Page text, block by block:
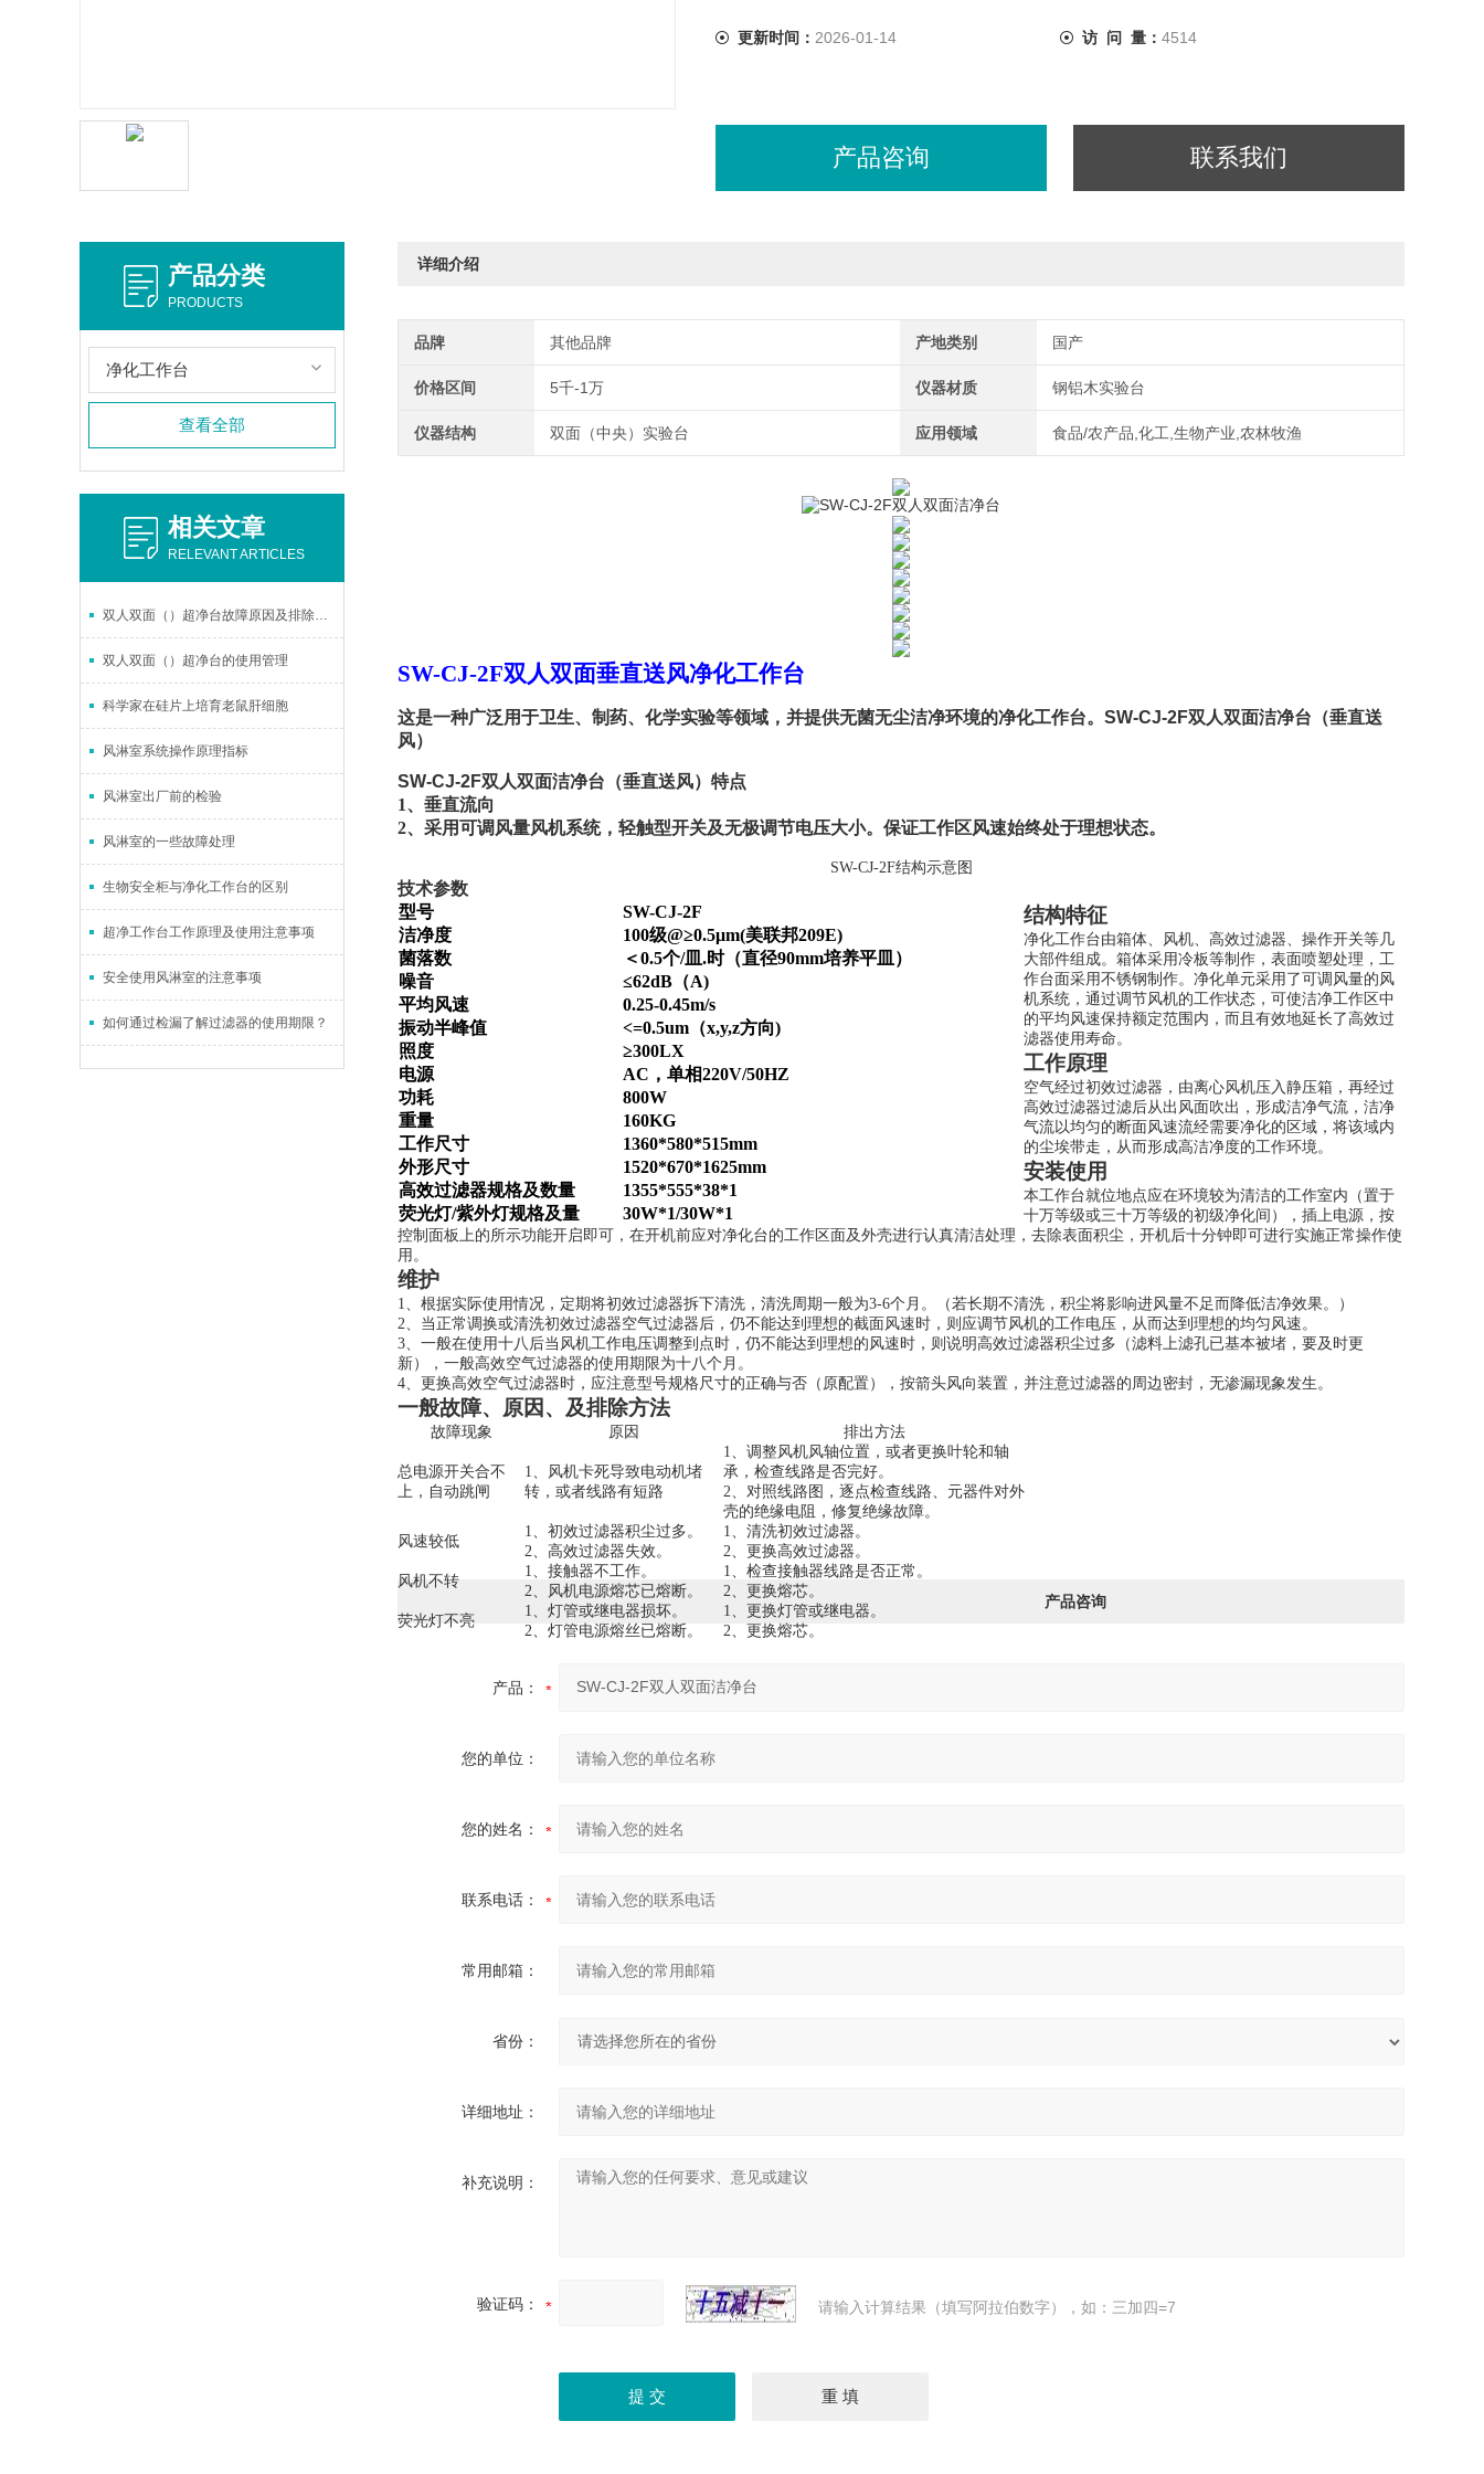
更新时间： 2026-01-14 访 问 量： 4514
产品咨询 联系我们
详细介绍
品牌 其他品牌 产地类别 国产
价格区间 5千-1万 仪器材质 钢铝木实验台
仪器结构 双面（中央）实验台 应用领域 食品/农产品,化工,生物产业,农林牧渔
SW-CJ-2F双人双面垂直送风净化工作台
这是一种广泛用于卫生、制药、化学实验等领域，并提供无菌无尘洁净环境的净化工作台。 SW-CJ-2F双人双面洁净台 （垂直送
风）
SW-CJ-2F双人双面洁净台 （垂直送风） 特点
1、垂直流向
2、采用可调风量风机系统，轻触型开关及无极调节电压大小。保证工作区风速始终处于理想状态。
SW-CJ-2F结构示意图
技术参数
型号
SW-CJ-2F
洁净度
100级@≥0.5μm(美联邦209E)
菌落数
＜0.5个/皿.时（直径90mm培养平皿）
噪音
≤62dB（A)
平均风速
0.25-0.45m/s
振动半峰值
<=0.5um（x,y,z方向)
照度
≥300LX
电源
AC，单相220V/50HZ
功耗
800W
重量
160KG
工作尺寸
1360*580*515mm
外形尺寸
1520*670*1625mm
高效过滤器规格及数量
1355*555*38*1
荧光灯/紫外灯规格及量
30W*1/30W*1
结构特征
净化工作台由箱体、风机、高效过滤器、操作开关等几
大部件组成。箱体采用冷板等制作，表面喷塑处理，工
作台面采用不锈钢制作。净化单元采用了可调风量的风
机系统，通过调节风机的工作状态，可使洁净工作区中
的平均风速保持额定范围内，而且有效地延长了高效过
滤器使用寿命。
工作原理
空气经过初效过滤器，由离心风机压入静压箱，再经过
高效过滤器过滤后从出风面吹出，形成洁净气流，洁净
气流以均匀的断面风速流经需要净化的区域，将该域内
的尘埃带走，从而形成高洁净度的工作环境。
安装使用
本工作台就位地点应在环境较为清洁的工作室内（置于
十万等级或三十万等级的初级净化间），插上电源，按
控制面板上的所示功能开启即可，在开机前应对净化台的工作区面及外壳进行认真清洁处理，去除表面积尘，开机后十分钟即可进行实施正常操作使
用。
维护
1、根据实际使用情况，定期将初效过滤器拆下清洗，清洗周期一般为3-6个月。（若长期不清洗，积尘将影响进风量不足而降低洁净效果。）
2、当正常调换或清洗初效过滤器空气过滤器后，仍不能达到理想的截面风速时，则应调节风机的工作电压，从而达到理想的均匀风速。
3、一般在使用十八后当风机工作电压调整到点时，仍不能达到理想的风速时，则说明高效过滤器积尘过多（滤料上滤孔已基本被堵，要及时更
新），一般高效空气过滤器的使用期限为十八个月。
4、更换高效空气过滤器时，应注意型号规格尺寸的正确与否（原配置），按箭头风向装置，并注意过滤器的周边密封，无渗漏现象发生。
一般故障、原因、及排除方法
故障现象 原因 排出方法
总电源开关合不
上，自动跳闸
1、风机卡死导致电动机堵
转，或者线路有短路
1、调整风机风轴位置，或者更换叶轮和轴
承，检查线路是否完好。
2、对照线路图，逐点检查线路、元器件对外
壳的绝缘电阻，修复绝缘故障。
风速较低
1、初效过滤器积尘过多。
2、高效过滤器失效。
1、清洗初效过滤器。
2、更换高效过滤器。
风机不转
1、接触器不工作。
2、风机电源熔芯已熔断。
1、检查接触器线路是否正常。
2、更换熔芯。
荧光灯不亮
1、灯管或继电器损坏。
2、灯管电源熔丝已熔断。
1、更换灯管或继电器。
2、更换熔芯。
产品咨询
产品：
您的单位：
您的姓名：
联系电话：
常用邮箱：
省份：
详细地址：
补充说明：
验证码： 请输入计算结果（填写阿拉伯数字），如：三加四=7
产品分类
PRODUCTS
净化工作台
查看全部
相关文章
RELEVANT ARTICLES
双人双面（）超净台故障原因及排除方法
双人双面（）超净台的使用管理
科学家在硅片上培育老鼠肝细胞
风淋室系统操作原理指标
风淋室出厂前的检验
风淋室的一些故障处理
生物安全柜与净化工作台的区别
超净工作台工作原理及使用注意事项
安全使用风淋室的注意事项
如何通过检漏了解过滤器的使用期限？